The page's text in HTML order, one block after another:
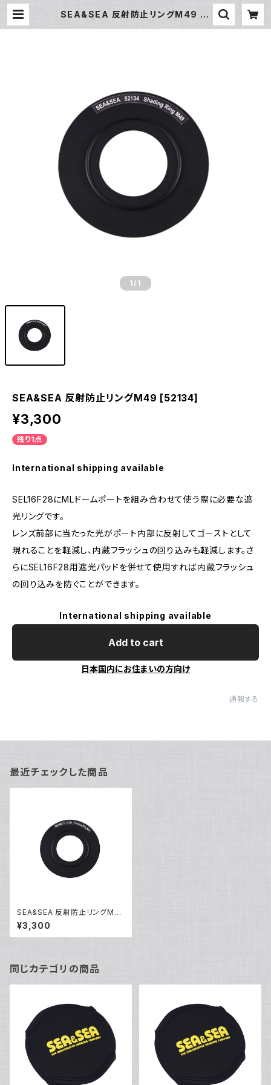
SEA&SEA 反射防止リングM49 [5
1 /1
SEA&SEA 反射防止リングM49 [52134]
¥3,300
残り1点
International shipping available
SEL16F28にMLドームポートを組み合わせて使う際に必要な遮
光リングです。
レンズ前部に当たった光がポート内部に反射してゴーストとして
現れることを軽減し、内蔵フラッシュの回り込みも軽減します。さ
らにSEL16F28用遮光パッドを併せて使用すれば内蔵フラッシュ
の回り込みを防ぐことができます。
International shipping available
Add to cart
日本国内にお住まいの方向け
通報する
最近チェックした商品
SEA&SEA 反射防止リングM4
9 [52134]
¥3,300
同じカテゴリの商品